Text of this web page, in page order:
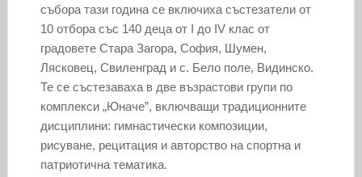
събора тази година се включиха състезатели от
10 отбора със 140 деца от І до ІV клас от
градовете Стара Загора, София, Шумен,
Лясковец, Свиленград и с. Бело поле, Видинско.
Те се състезаваха в две възрастови групи по
комплекси „Юначе”, включващи традиционните
дисциплини: гимнастически композиции,
рисуване, рецитация и авторство на спортна и
патриотична тематика.